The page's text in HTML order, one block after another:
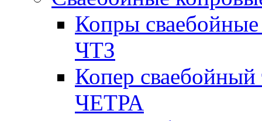
Копры
ЧТЗ
Копер сваебойный
ЧЕТРА